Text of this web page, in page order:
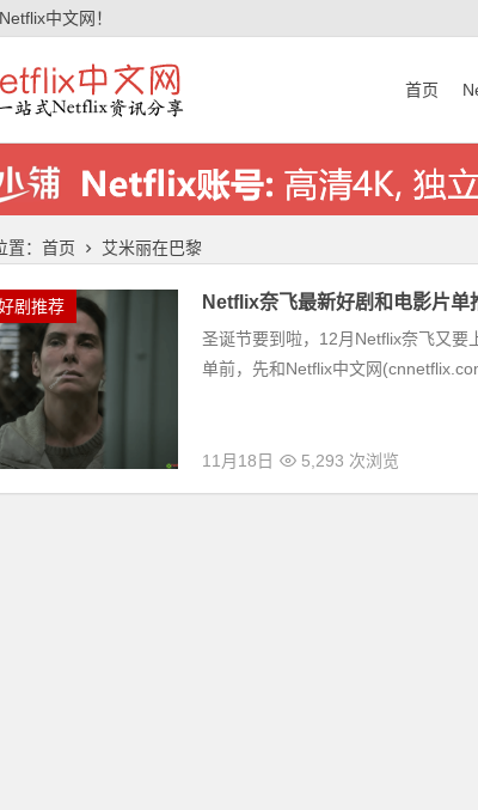
中文网！
首页
： 首页 艾米丽在巴黎
剧推荐 Netflix奈飞最新好剧和电影片单
圣诞节要到啦，12月Netflix奈飞又要
单前，先和Netflix中文网
11月18日 5,293 次浏览